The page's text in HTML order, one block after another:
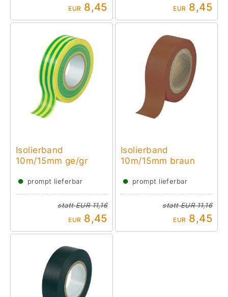
EUR 8,45 EUR 8,45
Isolierband
10m/15mm ge/gr
● prompt lieferbar
stattEUR 11,16
EUR 8,45
Isolierband
10m/15mm braun
● prompt lieferbar
stattEUR 11,16
EUR 8,45